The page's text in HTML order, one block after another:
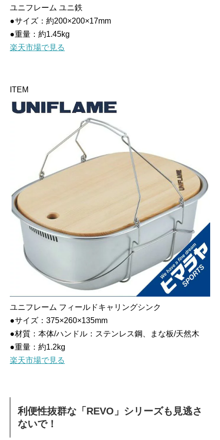
ユニフレーム ユニ鉄
●サイズ：約200×200×17mm
●重量：約1.45kg
楽天市場で見る
ITEM
ユニフレーム フィールドキャリングシンク
●サイズ：375×260×135mm
●材質：本体/ハンドル：ステンレス鋼、まな板/天然木
●重量：約1.2kg
楽天市場で見る
利便性抜群な「REVO」シリーズも見逃さ
ないで！